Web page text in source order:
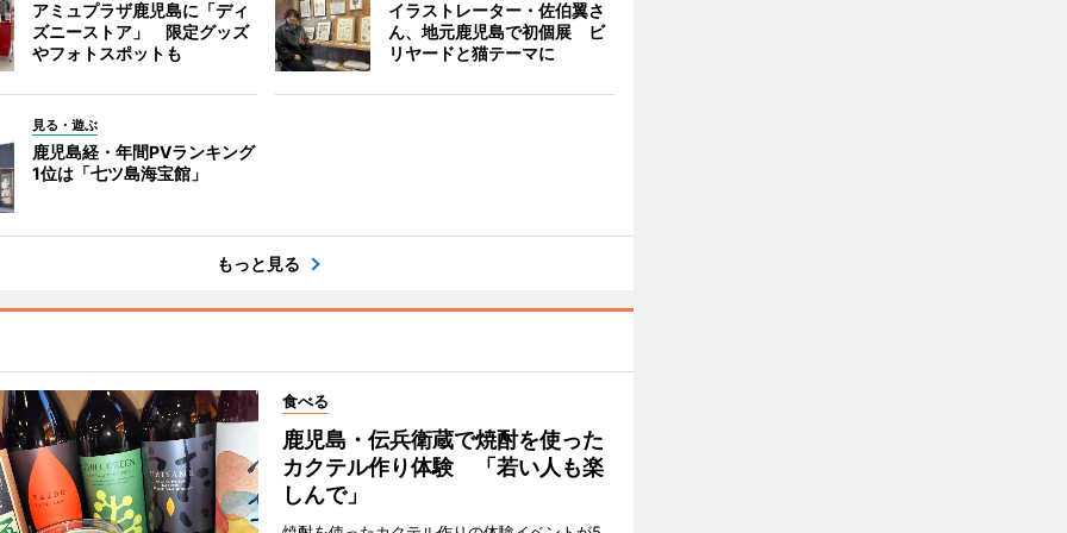
アミュプラザ鹿児島に「ディ
ズニーストア」 限定グッズ
やフォトスポットも
イラストレーター・佐伯翼さ
ん、地元鹿児島で初個展 ビ
リヤードと猫テーマに
見る・遊ぶ
鹿児島経・年間PVランキング
1位は「七ツ島海宝館」
もっと見る
食べる
鹿児島・伝兵衛蔵で焼酎を使った
カクテル作り体験 「若い人も楽
しんで」